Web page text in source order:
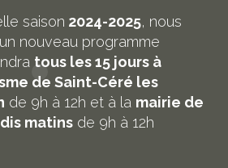
saison 2024-2025, nous
nouveau programme
tous les 15 jours à
de Saint-Céré les
de 9h à 12h et à la mairie de
matins de 9h à 12h